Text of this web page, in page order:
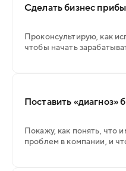
Сделать бизнес
Проконсультирую, как
чтобы начать
Поставить «диагноз»
Покажу, как понять, что
проблем в компании, и